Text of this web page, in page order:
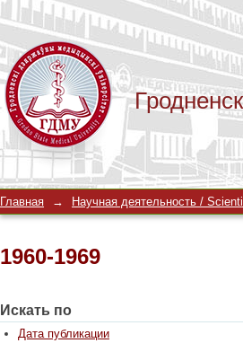
1960-1969
Главная → Научная деятельность /
1960-1969
Искать по
Дата публикации